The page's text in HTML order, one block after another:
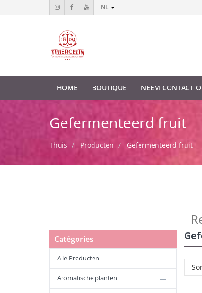
NL
HOME BOUTIQUE NEEM CONTACT
Gefermenteerd fruit
Thuis Producten Gefermenteerd fruit
Catégories
Alle Producten
Aromatische planten